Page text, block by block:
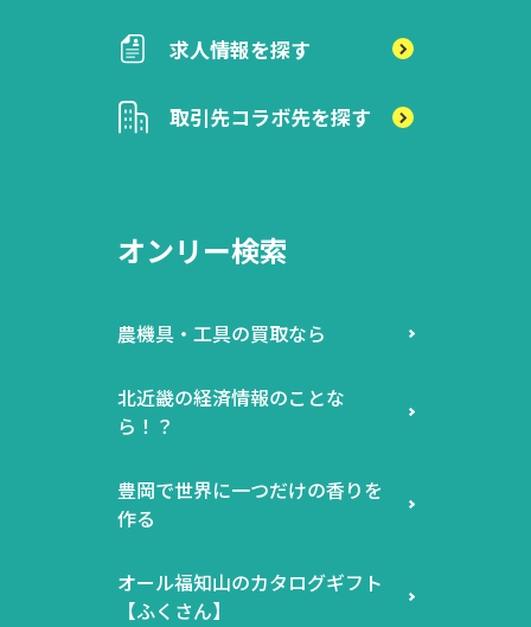
求人情報を探す
取引先コラボ先を探す
オンリー検索
農機具・工具の買取なら
北近畿の経済情報のことな
ら！？
豊岡で世界に一つだけの香りを
作る
オール福知山のカタログギフト
【ふくさん】